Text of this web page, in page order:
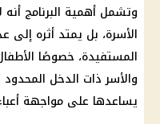
وتشمل أهمية البرنامج
الأسرة، بل يمتد أثره إلى
المستفيدة، خصوصًا
والأسر ذات الدخل
يساعدها على مواجهة